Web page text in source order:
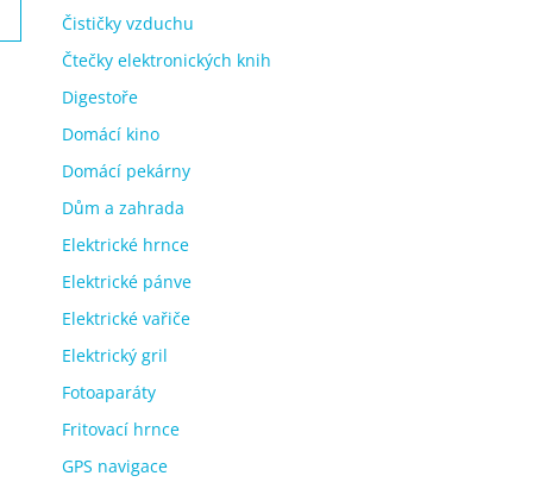
Čističky vzduchu
Čtečky elektronických knih
Digestoře
Domácí kino
Domácí pekárny
Dům a zahrada
Elektrické hrnce
Elektrické pánve
Elektrické vařiče
Elektrický gril
Fotoaparáty
Fritovací hrnce
GPS navigace